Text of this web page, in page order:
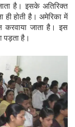
है। इसके अतिरिक्त
ही होती है। अमेरिका में
करवाया जाता है। इस
पड़ता है।